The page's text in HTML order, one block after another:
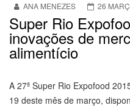
ANA MENEZES 26
Super Rio
inovações de
alimentício
A 27ª Super Rio Expofood
19 deste mês de março,